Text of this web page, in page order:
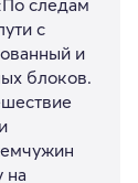
следам
с
и
блоков.
на